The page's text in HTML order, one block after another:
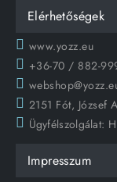
Elérhetőségek
www.yozz.eu
+36-70 / 882-
2151 Fót, József
Ügyfélszolgálat:
Impresszum